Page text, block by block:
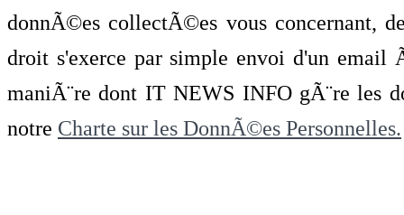
donnÃ©es collectÃ©es vous concernant,
droit s'exerce par simple envoi d'un
maniÃ¨re dont IT NEWS INFO gÃ¨re les
notre Charte sur les DonnÃ©es Personnelles.